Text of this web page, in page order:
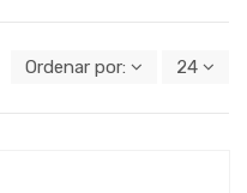
Ordenar por: 24